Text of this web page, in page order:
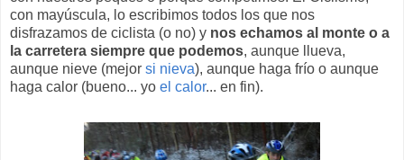
con mayúscula, lo escribimos todos los que nos
disfrazamos de ciclista (o no) y nos echamos al monte o a
la carretera siempre que podemos, aunque llueva,
aunque nieve (mejor si nieva), aunque haga frío o aunque
haga calor (bueno... yo el calor... en fin).